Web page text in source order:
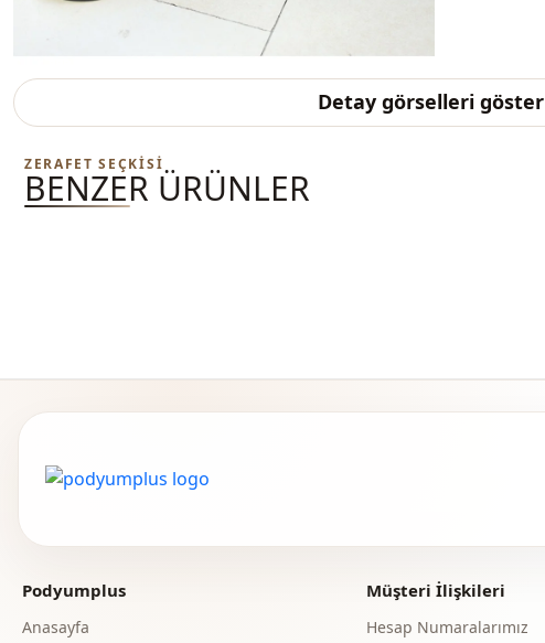
Detay görselleri göster
ZERAFET SEÇKISI
BENZER ÜRÜNLER
Podyumplus
Anasayfa
Müşteri İlişkileri
Hesap Numaralarımız